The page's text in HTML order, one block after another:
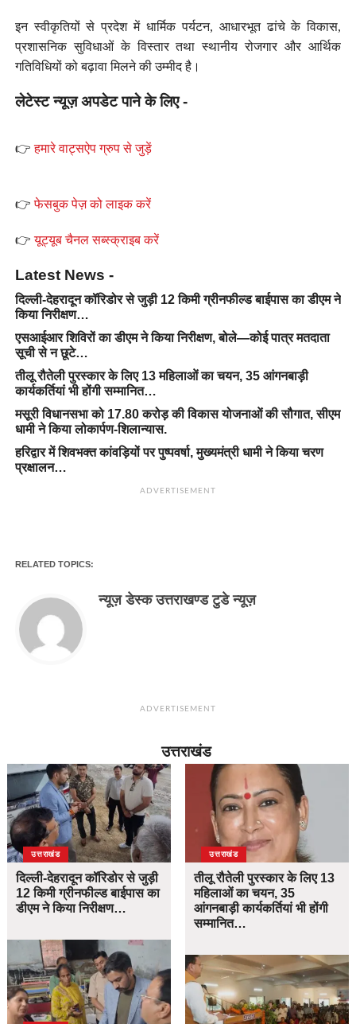
इन स्वीकृतियों से प्रदेश में धार्मिक पर्यटन, आधारभूत ढांचे के विकास,
प्रशासनिक सुविधाओं के विस्तार तथा स्थानीय रोजगार और आर्थिक
गतिविधियों को बढ़ावा मिलने की उम्मीद है।
लेटेस्ट न्यूज़ अपडेट पाने के लिए -
👉हमारे वाट्सऐप ग्रुप से जुड़ें
👉फेसबुक पेज़ को लाइक करें
👉यूट्यूब चैनल सब्स्क्राइब करें
Latest News -
दिल्ली-देहरादून कॉरिडोर से जुड़ी 12 किमी ग्रीनफील्ड बाईपास का डीएम ने
किया निरीक्षण…
एसआईआर शिविरों का डीएम ने किया निरीक्षण, बोले—कोई पात्र मतदाता
सूची से न छूटे…
तीलू रौतेली पुरस्कार के लिए 13 महिलाओं का चयन, 35 आंगनबाड़ी
कार्यकर्तियां भी होंगी सम्मानित…
मसूरी विधानसभा को 17.80 करोड़ की विकास योजनाओं की सौगात, सीएम
धामी ने किया लोकार्पण-शिलान्यास.
हरिद्वार में शिवभक्त कांवड़ियों पर पुष्पवर्षा, मुख्यमंत्री धामी ने किया चरण
प्रक्षालन…
ADVERTISEMENT
RELATED TOPICS:
न्यूज़ डेस्क उत्तराखण्ड टुडे न्यूज़
ADVERTISEMENT
उत्तराखंड
उत्तराखंड
दिल्ली-देहरादून कॉरिडोर से जुड़ी
12 किमी ग्रीनफील्ड बाईपास का
डीएम ने किया निरीक्षण…
उत्तराखंड
तीलू रौतेली पुरस्कार के लिए 13
महिलाओं का चयन, 35
आंगनबाड़ी कार्यकर्तियां भी होंगी
सम्मानित…